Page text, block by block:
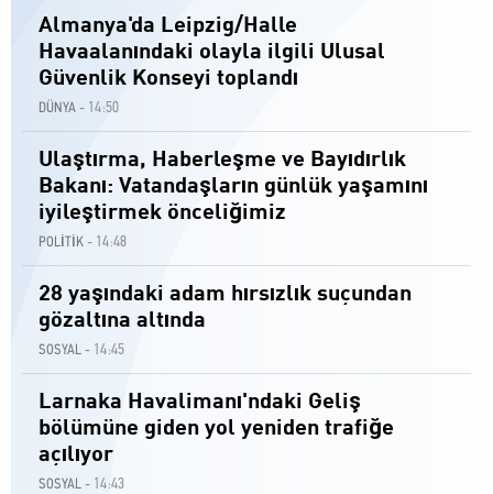
Almanya'da Leipzig/Halle
Havaalanındaki olayla ilgili Ulusal
Güvenlik Konseyi toplandı
DÜNYA - 14:50
Ulaştırma, Haberleşme ve Bayıdırlık
Bakanı: Vatandaşların günlük yaşamını
iyileştirmek önceliğimiz
POLİTİK - 14:48
28 yaşındaki adam hırsızlık suçundan
gözaltına altında
SOSYAL - 14:45
Larnaka Havalimanı'ndaki Geliş
bölümüne giden yol yeniden trafiğe
açılıyor
SOSYAL - 14:43